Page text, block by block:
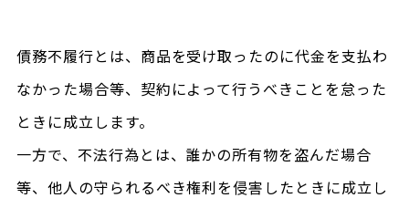
債務不履行とは、商品を受け取ったのに代金を支払わ
なかった場合等、契約によって行うべきことを怠った
ときに成立します。
一方で、不法行為とは、誰かの所有物を盗んだ場合
等、他人の守られるべき権利を侵害したときに成立し